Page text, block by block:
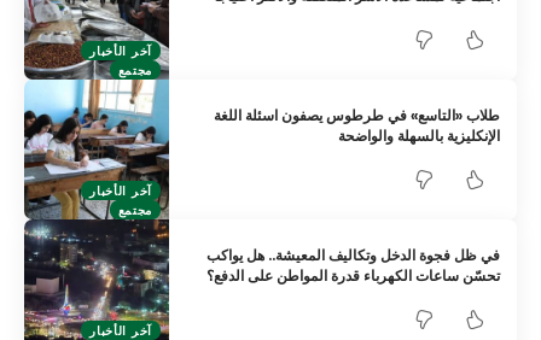
آخر الأخبار
مجتمع
آخر الأخبار
مجتمع
طلاب «التاسع» في طرطوس يصفون اسئلة اللغة
الإنكليزية بالسهلة والواضحة
آخر الأخبار
في ظل فجوة الدخل وتكاليف المعيشة.. هل يواكب
تحسّن ساعات الكهرباء قدرة المواطن على الدفع؟